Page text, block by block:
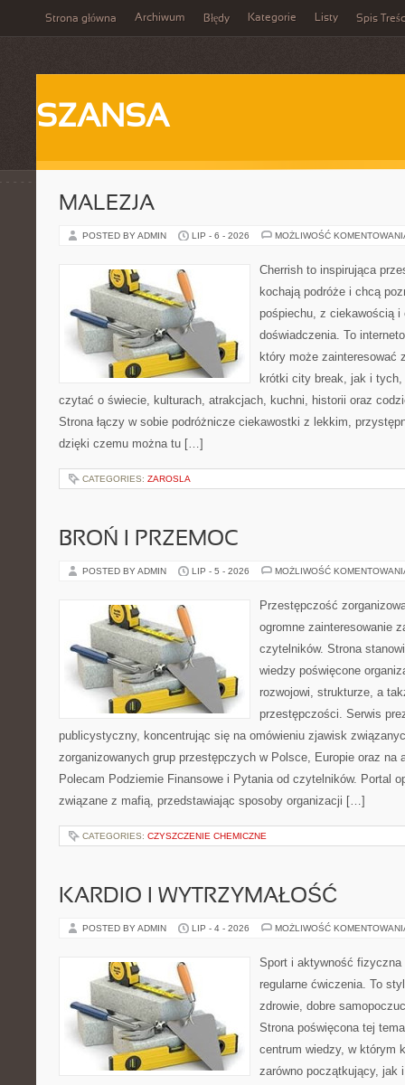
Strona główna Archiwum Błędy Kategorie Listy Spis
SZANSA
MALEZJA
POSTED BY ADMIN LIP - 6 - 2026 MOŻLIWOŚĆ
Cherrish to inspirująca
kochają podróże i chcą
pośpiechu, z ciekawością i
doświadczenia. To
który może zainteresować
krótki city break, jak i
czytać o świecie, kulturach, atrakcjach, kuchni, historii oraz
Strona łączy w sobie podróżnicze ciekawostki z lekkim,
dzięki czemu można tu […]
CATEGORIES: ZAROSLA
BROŃ I PRZEMOC
POSTED BY ADMIN LIP - 5 - 2026 MOŻLIWOŚĆ
Przestępczość
ogromne zainteresowanie
czytelników. Strona
wiedzy poświęcone
rozwojowi, strukturze, a
przestępczości. Serwis
publicystyczny, koncentrując się na omówieniu zjawisk
zorganizowanych grup przestępczych w Polsce, Europie oraz na
Polecam Podziemie Finansowe i Pytania od czytelników. Portal
związane z mafią, przedstawiając sposoby organizacji […]
CATEGORIES: CZYSZCZENIE CHEMICZNE
KARDIO I WYTRZYMAŁOŚĆ
POSTED BY ADMIN LIP - 4 - 2026 MOŻLIWOŚĆ
Sport i aktywność
regularne ćwiczenia. To
zdrowie, dobre
Strona poświęcona tej
centrum wiedzy, w którym
zarówno początkujący, jak